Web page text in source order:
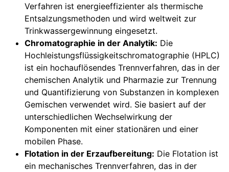
Verfahren ist energieeffizienter als thermische
Entsalzungsmethoden und wird weltweit zur
Trinkwassergewinnung eingesetzt.
Chromatographie in der Analytik: Die
Hochleistungsflüssigkeitschromatographie (HPLC)
ist ein hochauflösendes Trennverfahren, das in der
chemischen Analytik und Pharmazie zur Trennung
und Quantifizierung von Substanzen in komplexen
Gemischen verwendet wird. Sie basiert auf der
unterschiedlichen Wechselwirkung der
Komponenten mit einer stationären und einer
mobilen Phase.
Flotation in der Erzaufbereitung: Die Flotation ist
ein mechanisches Trennverfahren, das in der